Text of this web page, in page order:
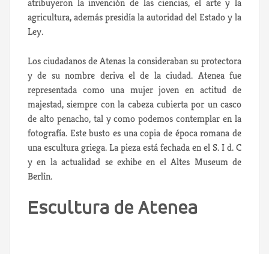
atribuyeron la invención de las ciencias, el arte y la
agricultura, además presidía la autoridad del Estado y la
Ley.
Los ciudadanos de Atenas la consideraban su protectora
y de su nombre deriva el de la ciudad. Atenea fue
representada como una mujer joven en actitud de
majestad, siempre con la cabeza cubierta por un casco
de alto penacho, tal y como podemos contemplar en la
fotografía. Este busto es una copia de época romana de
una escultura griega. La pieza está fechada en el S. I d. C
y en la actualidad se exhibe en el Altes Museum de
Berlín.
Escultura de Atenea